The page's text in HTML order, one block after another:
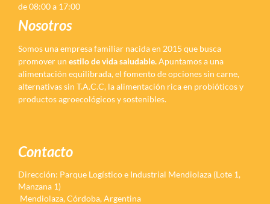
de 08:00 a 17:00
Nosotros
Somos una empresa familiar nacida en 2015 que busca
promover un estilo de vida saludable.Apuntamos a una
alimentación equilibrada, el fomento de opciones sin carne,
alternativas sin T.A.C.C, la alimentación rica en probióticos y
productos agroecológicos y sostenibles.
Contacto
Dirección: Parque Logístico e Industrial Mendiolaza (Lote 1,
Manzana 1)
Mendiolaza, Córdoba, Argentina